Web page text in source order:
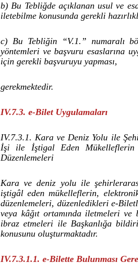
b) Bu Tebliğde açıklanan usul ve
iletebilme konusunda gerekli
c) Bu Tebliğin “V.1.” numaralı
yöntemleri ve başvuru esaslarına
için gerekli başvuruyu yapması,
gerekmektedir.
IV.7.3. e-Bilet Uygulamaları
IV.7.3.1. Kara ve Deniz Yolu ile
İşi ile İştigal Eden
Düzenlemeleri
Kara ve deniz yolu ile
iştigâl eden mükelleflerin,
düzenlemeleri, düzenledikleri e-
veya kâğıt ortamında iletmeleri
ibraz etmeleri ile Başkanlığa
konusunu oluşturmaktadır.
IV.7.3.1.1. e-Bilette Bulunması